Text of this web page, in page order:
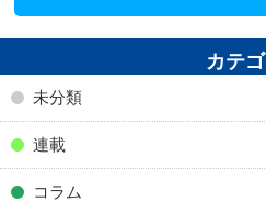
カテゴ
未分類
連載
コラム